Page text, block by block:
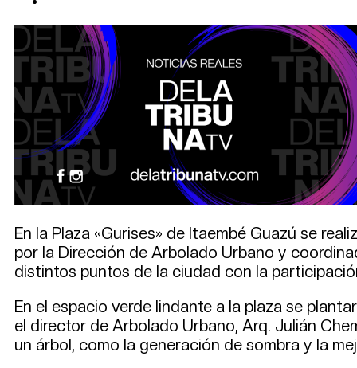
En la Plaza «Gurises» de Itaembé Guazú se
por la Dirección de Arbolado Urbano y
distintos puntos de la ciudad con la
En el espacio verde lindante a la plaza se
el director de Arbolado Urbano, Arq. Julián
un árbol, como la generación de sombra y la